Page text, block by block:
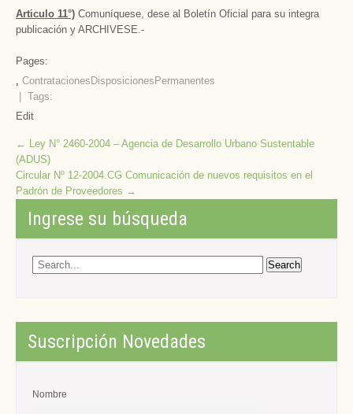
Articulo 11°) Comuníquese, dese al Boletín Oficial para su integra
publicación y ARCHIVESE.-
Pages:
, Contrataciones Disposiciones Permanentes
| Tags:
Edit
Post
navigation
← Ley N° 2460-2004 – Agencia de Desarrollo Urbano Sustentable
(ADUS)
Circular Nº 12-2004.CG Comunicación de nuevos requisitos en el
Padrón de Proveedores →
Ingrese su búsqueda
Suscripción Novedades
Nombre